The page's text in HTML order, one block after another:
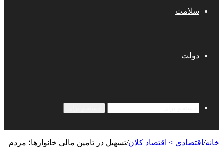
سلامت
دولت
خانه/ اقتصادی > اقتصاد کلان/تسهیل در تامین مالی خانوارها؛ مردم